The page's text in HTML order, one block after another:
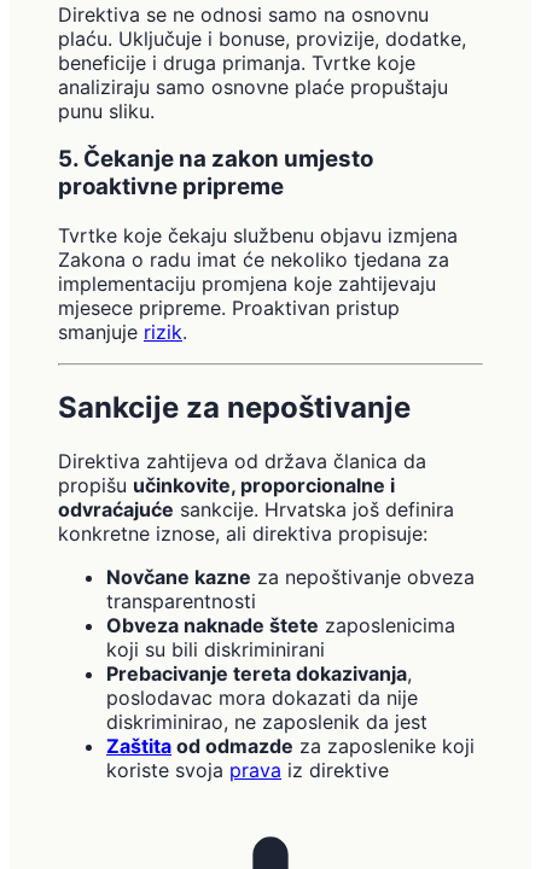
Direktiva se ne odnosi samo na osnovnu
plaću. Uključuje i bonuse, provizije, dodatke,
beneficije i druga primanja. Tvrtke koje
analiziraju samo osnovne plaće propuštaju
punu sliku.
5. Čekanje na zakon umjesto
proaktivne pripreme
Tvrtke koje čekaju službenu objavu izmjena
Zakona o radu imat će nekoliko tjedana za
implementaciju promjena koje zahtijevaju
mjesece pripreme. Proaktivan pristup
smanjuje rizik.
Sankcije za nepoštivanje
Direktiva zahtijeva od država članica da
propišu učinkovite, proporcionalne i
odvraćajuće sankcije. Hrvatska još definira
konkretne iznose, ali direktiva propisuje:
Novčane kazne za nepoštivanje obveza
transparentnosti
Obveza naknade štete zaposlenicima
koji su bili diskriminirani
Prebacivanje tereta dokazivanja,
poslodavac mora dokazati da nije
diskriminirao, ne zaposlenik da jest
Zaštita od odmazde za zaposlenike koji
koriste svoja prava iz direktive